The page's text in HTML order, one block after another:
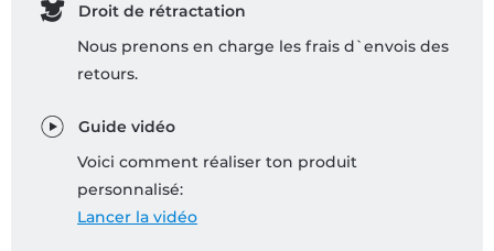
Droit de rétractation
Nous prenons en charge les frais d`envois des
retours.
Guide vidéo
Voici comment réaliser ton produit
personnalisé:
Lancer la vidéo